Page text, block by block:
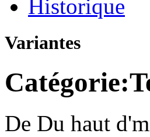
Historique
Variantes
De Du haut